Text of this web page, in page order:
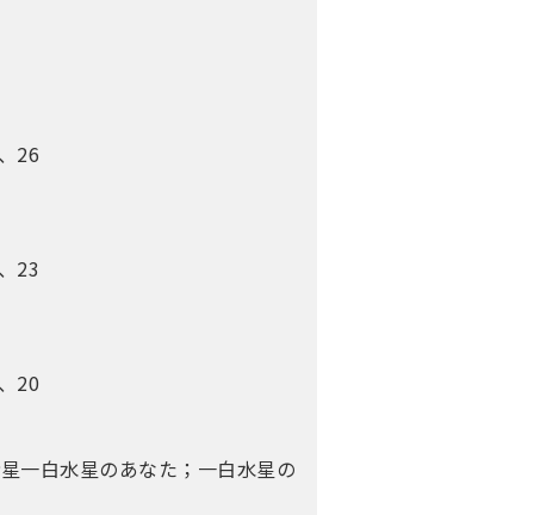
26
23
20
一白水星のあなた；一白水星の